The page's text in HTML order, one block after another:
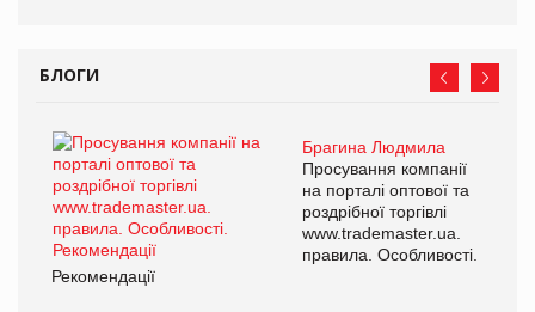
БЛОГИ
Брагина Людмила
Просування компанії
на порталі оптової та
роздрібної торгівлі
www.trademaster.ua.
правила. Особливості.
Рекомендації